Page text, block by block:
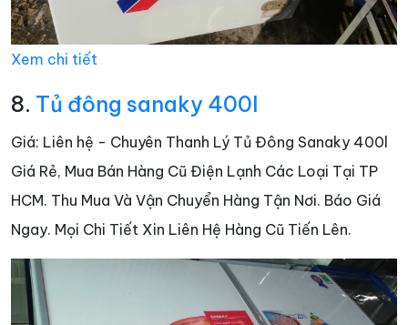
Xem chi tiết
8. Tủ đông sanaky 400l
Giá: Liên hệ - Chuyên Thanh Lý Tủ Đông Sanaky 400l
Giá Rẻ, Mua Bán Hàng Cũ Điện Lạnh Các Loại Tại TP
HCM. Thu Mua Và Vận Chuyển Hàng Tận Nơi. Báo Giá
Ngay. Mọi Chi Tiết Xin Liên Hệ Hàng Cũ Tiến Lên.